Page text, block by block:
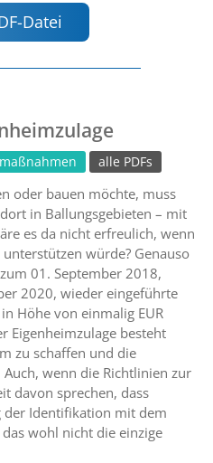
Datei
alle PDFs
oder bauen möchte, muss
in Ballungsgebieten – mit
es da nicht erfreulich, wenn
würde? Genauso
01. September 2018,
2020, wieder eingeführte
Höhe von einmalig EUR
Eigenheimzulage besteht
zu schaffen und die
wenn die Richtlinien zur
davon sprechen, dass
der Identifikation mit dem
wohl nicht die einzige